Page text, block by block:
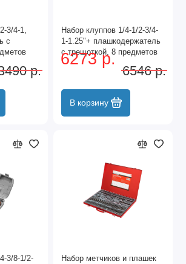
3/4-1,
с
р.
Набор клуппов 1/4-1/2-3/4-
1-1.25"+ плашкодержатель
с трещоткой, 8 предметов
Matrix
6273 р.
6546 р.
В корзину
3/8-1/2-
Набор метчиков и плашек